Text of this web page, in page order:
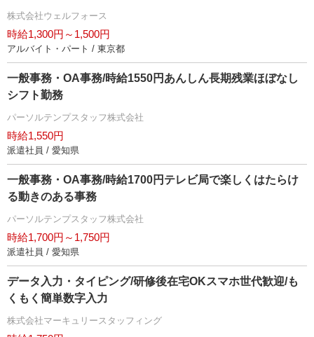
株式会社ウェルフォース
時給1,300円～1,500円
アルバイト・パート / 東京都
一般事務・OA事務/時給1550円あんしん長期残業ほぼなし
シフト勤務
パーソルテンプスタッフ株式会社
時給1,550円
派遣社員 / 愛知県
一般事務・OA事務/時給1700円テレビ局で楽しくはたらけ
る動きのある事務
パーソルテンプスタッフ株式会社
時給1,700円～1,750円
派遣社員 / 愛知県
データ入力・タイピング/研修後在宅OKスマホ世代歓迎/も
くもく簡単数字入力
株式会社マーキュリースタッフィング